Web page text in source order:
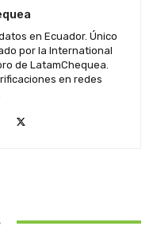
en Ecuador. Único
por la International
de LatamChequea.
en redes